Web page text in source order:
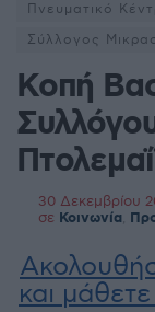
Πνευματικό
Σύλλογος
Κοπή
30 Δεκεμβρίου
σε Κοινωνία
και